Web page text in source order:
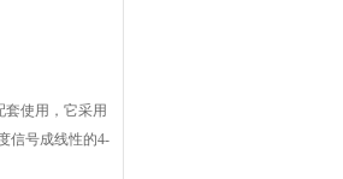
使用，它采用
信号成线性的4-